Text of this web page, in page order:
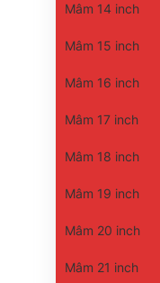
Mâm 14 inch
Mâm 15 inch
Mâm 16 inch
Mâm 17 inch
Mâm 18 inch
Mâm 19 inch
Mâm 20 inch
Mâm 21 inch